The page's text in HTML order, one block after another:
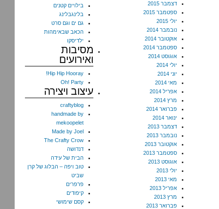
דצמבר 2015
ספטמבר 2015
יולי 2015
נובמבר 2014
אוקטובר 2014
ספטמבר 2014
אוגוסט 2014
יולי 2014
יוני 2014
מאי 2014
אפריל 2014
מרץ 2014
פברואר 2014
ינואר 2014
דצמבר 2013
נובמבר 2013
אוקטובר 2013
ספטמבר 2013
אוגוסט 2013
יולי 2013
מאי 2013
אפריל 2013
מרץ 2013
פברואר 2013
בילויים קטנים
בלינגבלינג
גם ים וגם סרט
הכאב שבאימהות
ילדיסקו
מסיבות
ואירועים
Hip Hip Hooray!
Oh! Party
עיצוב ויצירה
craftyblog
handmade by
mekoopelet
Made by Joel
The Crafty Crow
דנדושה
הבית של עידה
טוב ויפה – הבלוג של קרן
שביט
פרפרים
קיפודים
קסם שימושי